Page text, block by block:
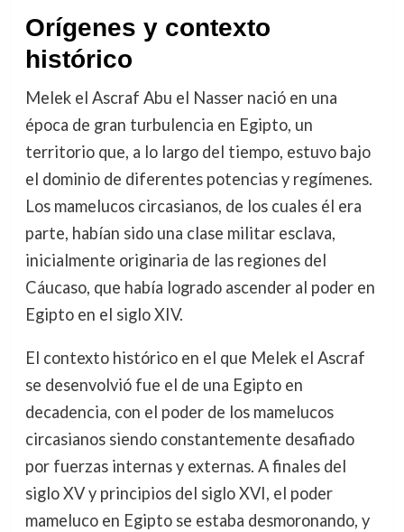
Orígenes y contexto
histórico
Melek el Ascraf Abu el Nasser nació en una
época de gran turbulencia en Egipto, un
territorio que, a lo largo del tiempo, estuvo bajo
el dominio de diferentes potencias y regímenes.
Los mamelucos circasianos, de los cuales él era
parte, habían sido una clase militar esclava,
inicialmente originaria de las regiones del
Cáucaso, que había logrado ascender al poder en
Egipto en el siglo XIV.
El contexto histórico en el que Melek el Ascraf
se desenvolvió fue el de una Egipto en
decadencia, con el poder de los mamelucos
circasianos siendo constantemente desafiado
por fuerzas internas y externas. A finales del
siglo XV y principios del siglo XVI, el poder
mameluco en Egipto se estaba desmoronando, y